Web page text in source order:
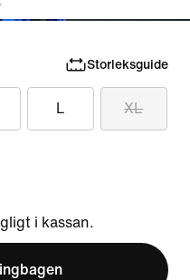
Storleksguide
L XL
i kassan.